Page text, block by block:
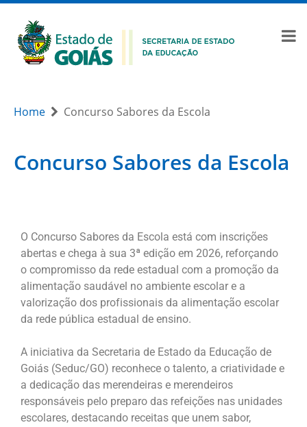
Home Concurso Sabores da Escola
Concurso Sabores da Escola
O Concurso Sabores da Escola está com inscrições
abertas e chega à sua 3ª edição em 2026, reforçando
o compromisso da rede estadual com a promoção da
alimentação saudável no ambiente escolar e a
valorização dos profissionais da alimentação escolar
da rede pública estadual de ensino.
A iniciativa da Secretaria de Estado da Educação de
Goiás (Seduc/GO) reconhece o talento, a criatividade e
a dedicação das merendeiras e merendeiros
responsáveis pelo preparo das refeições nas unidades
escolares, destacando receitas que unem sabor,